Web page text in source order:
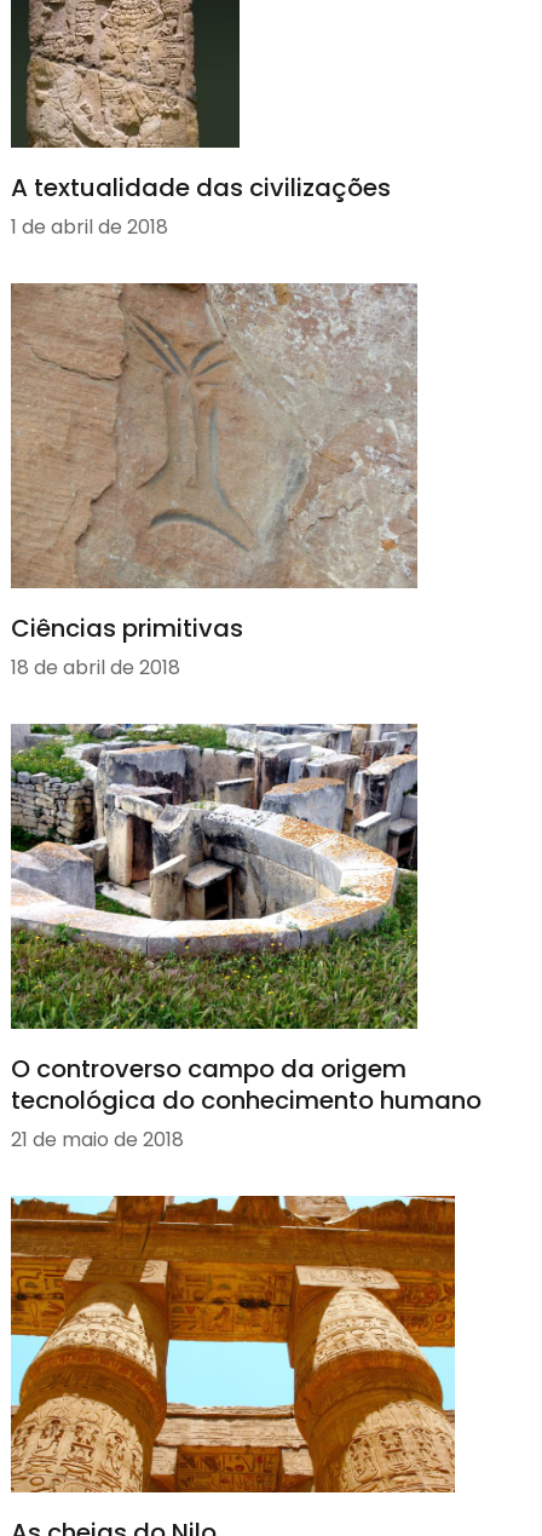
A textualidade das civilizações
1 de abril de 2018
Ciências primitivas
18 de abril de 2018
O controverso campo da origem
tecnológica do conhecimento humano
21 de maio de 2018